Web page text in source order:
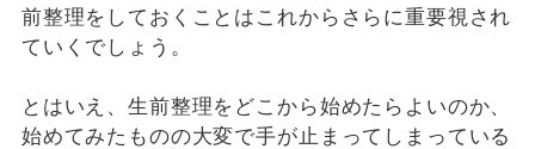
前整理をしておくことはこれからさらに重要視され
ていくでしょう。
とはいえ、生前整理をどこから始めたらよいのか、
始めてみたものの大変で手が止まってしまっている